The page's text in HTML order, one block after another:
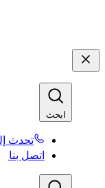
ابحث​​
تحدث إلى
اتصل بنا​​